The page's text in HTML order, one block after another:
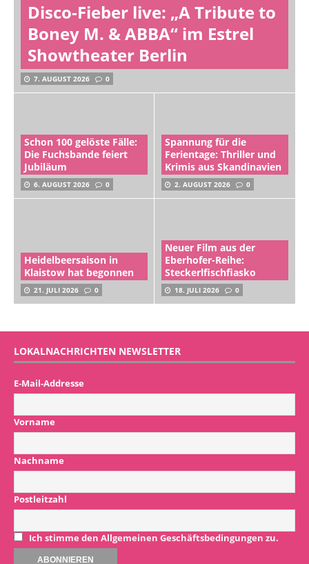
Disco-Fieber live: „A Tribute to
Boney M. & ABBA“ im Estrel
Showtheater Berlin
7. AUGUST 2026 0
Schon 100 gelöste Fälle:
Die Fuchsbande feiert
Jubiläum
6. AUGUST 2026 0
Spannung für die
Ferientage: Thriller und
Krimis aus Skandinavien
2. AUGUST 2026 0
Heidelbeersaison in
Klaistow hat begonnen
21. JULI 2026 0
Neuer Film aus der
Eberhofer-Reihe:
Steckerlfischfiasko
18. JULI 2026 0
LOKALNACHRICHTEN NEWSLETTER
E-Mail-Addresse
Vorname
Nachname
Postleitzahl
Ich stimme den Allgemeinen Geschäftsbedingungen zu.